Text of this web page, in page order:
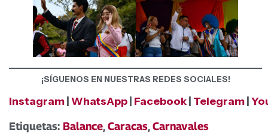
¡SÍGUENOS EN NUESTRAS REDES SOCIALES!
Instagram WhatsApp Facebook Telegram
Etiquetas: Balance,Caracas,Carnavales